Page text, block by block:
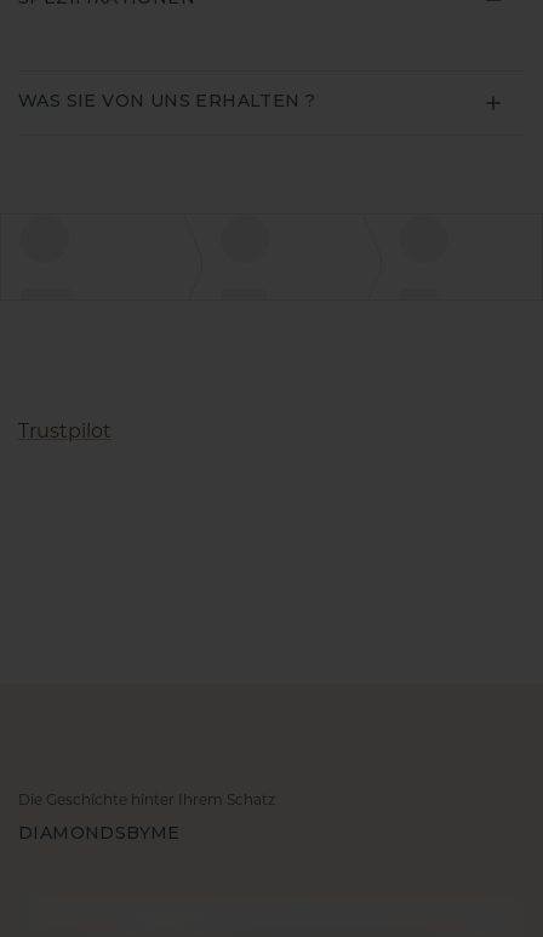
WAS SIE VON UNS ERHALTEN ?
Trustpilot
Die Geschichte hinter Ihrem Schatz
DIAMONDSBYME